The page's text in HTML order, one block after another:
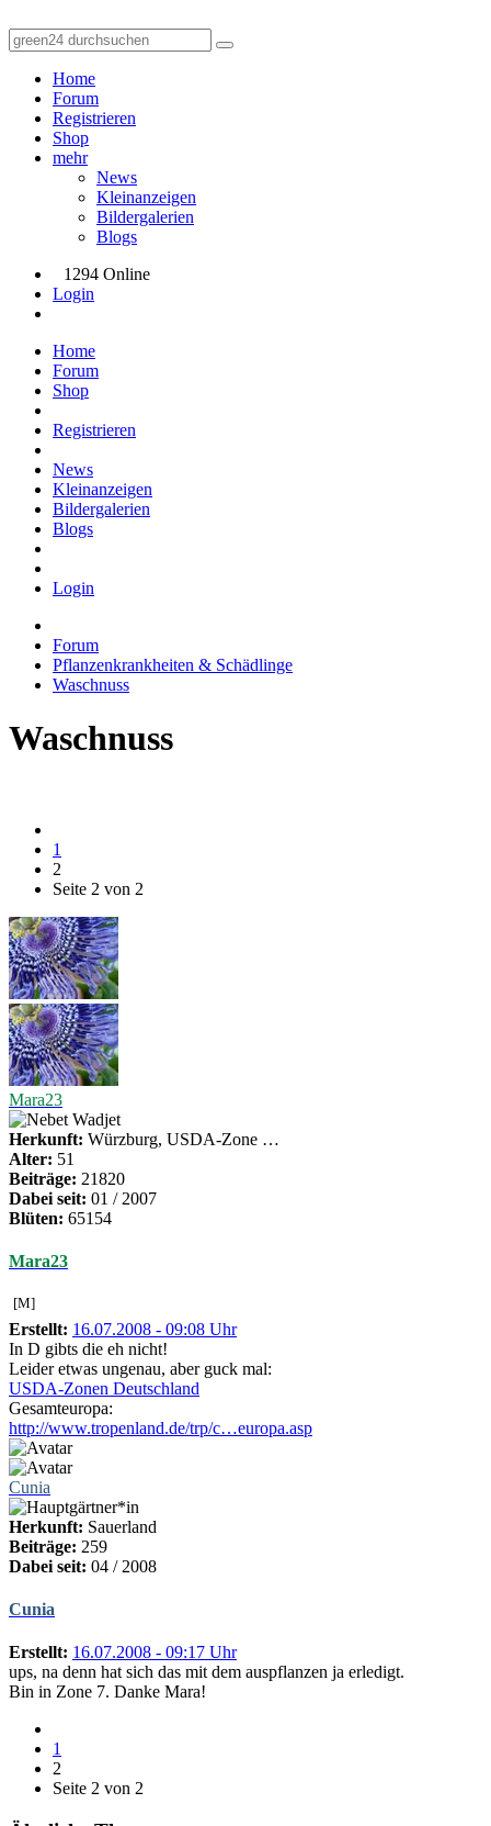
Home
Forum
Registrieren
Shop
mehr
News
Kleinanzeigen
Bildergalerien
Blogs
1294 Online
Login
Home
Forum
Shop
Registrieren
News
Kleinanzeigen
Bildergalerien
Blogs
Login
Forum
Pflanzenkrankheiten & Schädlinge
Waschnuss
Waschnuss
1
2
Seite 2 von 2
Mara23
Herkunft: Würzburg, USDA-Zone …
Alter: 51
Beiträge: 21820
Dabei seit: 01 / 2007
Blüten: 65154
Mara23
[M]
Erstellt: 16.07.2008 - 09:08 Uhr
In D gibts die eh nicht!
Leider etwas ungenau, aber guck mal:
USDA-Zonen Deutschland
Gesamteuropa:
http://www.tropenland.de/trp/c…europa.asp
Cunia
Herkunft: Sauerland
Beiträge: 259
Dabei seit: 04 / 2008
Cunia
Erstellt: 16.07.2008 - 09:17 Uhr
ups, na denn hat sich das mit dem auspflanzen ja erledigt.
Bin in Zone 7. Danke Mara!
1
2
Seite 2 von 2